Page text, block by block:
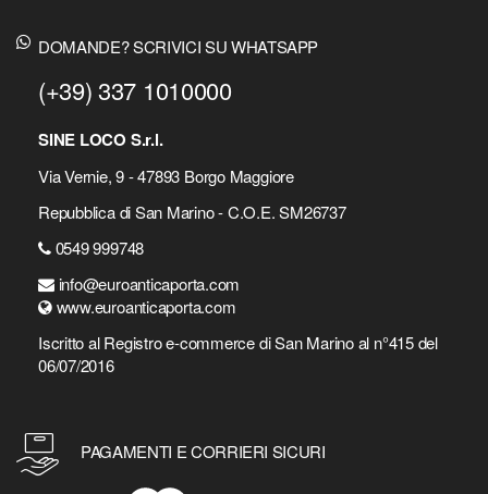
DOMANDE? SCRIVICI SU WHATSAPP
(+39) 337 1010000
SINE LOCO S.r.l.
Via Vernie, 9 - 47893 Borgo Maggiore
Repubblica di San Marino - C.O.E. SM26737
0549 999748
info@euroanticaporta.com
www.euroanticaporta.com
Iscritto al Registro e-commerce di San Marino al n°415 del
06/07/2016
PAGAMENTI E CORRIERI SICURI